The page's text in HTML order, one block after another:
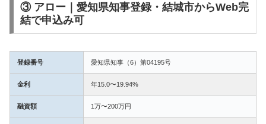
③ アロー｜愛知県知事登録・結城市からWeb完
結で申込み可
登録番号 愛知県知事（6）第04195号
金利 年15.0〜19.94%
融資額 1万〜200万円